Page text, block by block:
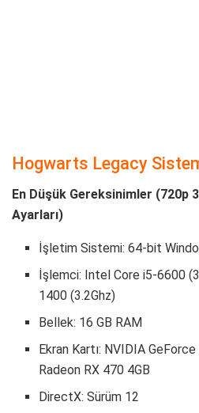
Hogwarts Legacy
En Düşük Gereksinimler (720p
Ayarları)
İşletim Sistemi: 64-bit
İşlemci: Intel Core i5-6600
1400 (3.2Ghz)
Bellek: 16 GB RAM
Ekran Kartı: NVIDIA
Radeon RX 470 4GB
DirectX: Sürüm 12